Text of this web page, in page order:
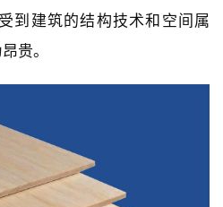
到建筑的结构技术和空间属
贵。